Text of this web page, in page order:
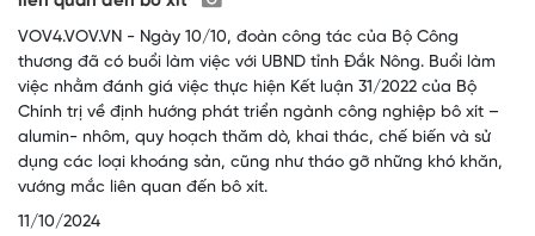
VOV4.VOV.VN - Ngày 10/10, đoàn công tác của Bộ Công
thương đã có buổi làm việc với UBND tỉnh Đắk Nông. Buổi làm
việc nhằm đánh giá việc thực hiện Kết luận 31/2022 của Bộ
Chính trị về định hướng phát triển ngành công nghiệp bô xít –
alumin- nhôm, quy hoạch thăm dò, khai thác, chế biến và sử
dụng các loại khoáng sản, cũng như tháo gỡ những khó khăn,
vướng mắc liên quan đến bô xít.
11/10/2024